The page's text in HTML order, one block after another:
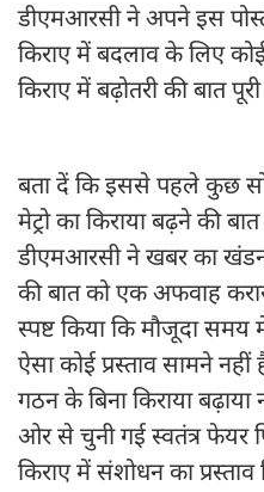
डीएमआरसी ने अपने इस
किराए में बदलाव के लिए कोई
किराए में बढ़ोतरी की बात
बता दें कि इससे पहले कुछ
मेट्रो का किराया बढ़ने की
डीएमआरसी ने खबर का खंडन
की बात को एक अफवाह
स्पष्ट किया कि मौजूदा समय
ऐसा कोई प्रस्ताव सामने
गठन के बिना किराया
ओर से चुनी गई स्वतंत्र फेयर
किराए में संशोधन का प्रस्‍ताव